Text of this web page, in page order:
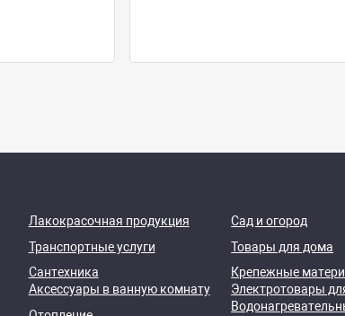
Лакокрасочная продукция Сад и огород
Транспортные услуги Товары для дома
Сантехника Крепежные
Аксессуары в ванную комнату Электротовары